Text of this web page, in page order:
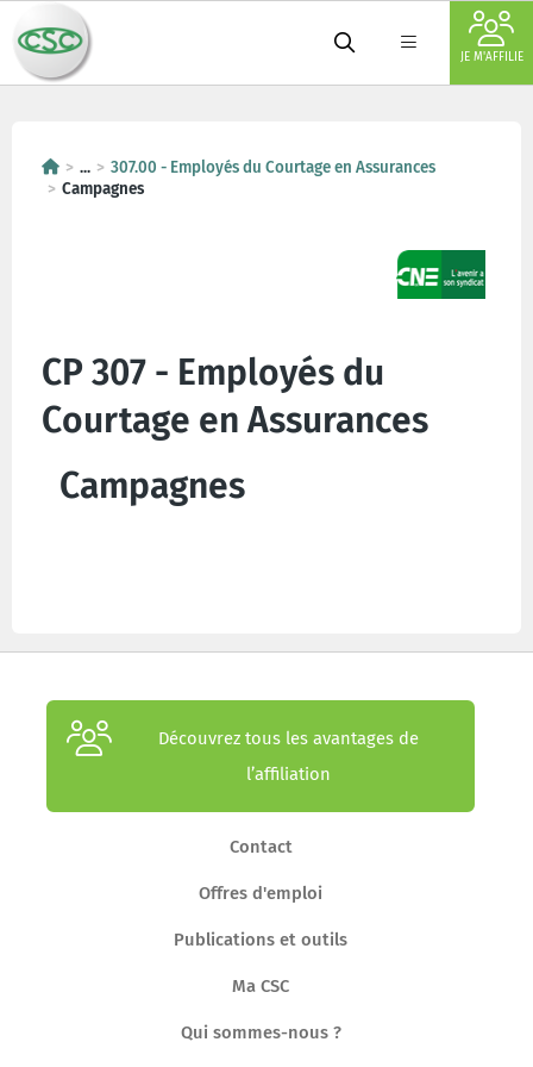
JE M'AFFILIE
...
307.00 - Employés du Courtage en Assurances
Campagnes
CP 307 - Employés du
Courtage en Assurances
Campagnes
Découvrez tous les avantages de
l’affiliation
Contact
Offres d'emploi
Publications et outils
Ma CSC
Qui sommes-nous ?